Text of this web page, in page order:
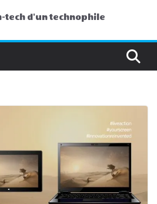
tech d'un technophile